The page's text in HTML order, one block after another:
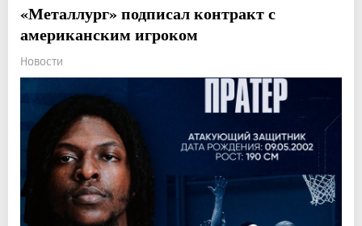
«Металлург» подписал контракт с
американским игроком
Новости